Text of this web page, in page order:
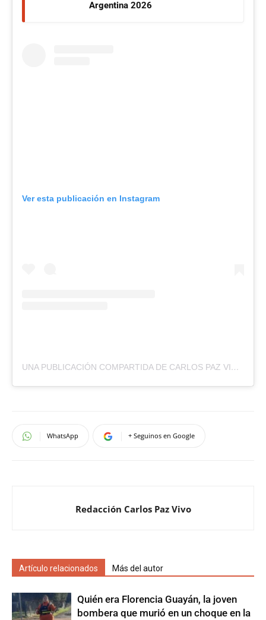
Argentina 2026
Ver esta publicación en Instagram
UNA PUBLICACIÓN COMPARTIDA DE CARLOS PAZ VIVO (@CARLOSPAZVIVO)
WhatsApp + Seguinos en Google
Redacción Carlos Paz Vivo
Artículo relacionados Más del autor
Quién era Florencia Guayán, la joven
bombera que murió en un choque en la